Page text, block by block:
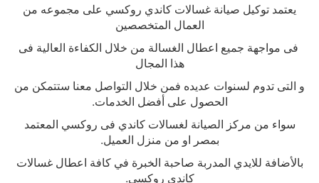
يعتمد توكيل صيانة غسالات كاندي روكسي على مجموعه من
العمال المتخصصين
فى مواجهة جميع اعطال الغسالة من خلال الكفاءة العالية فى
هذا المجال
و التى تدوم لسنوات عديده فمن خلال التواصل معنا ستتمكن من
الحصول على أفضل الخدمات.
سواء من مركز الصيانة لغسالات كاندي فى روكسي المعتمد
بمصر او من منزل العميل.
بالأضافة للايدي المدربة صاحبة الخبرة في كافة اعطال غسالات
كاندي روكسي.